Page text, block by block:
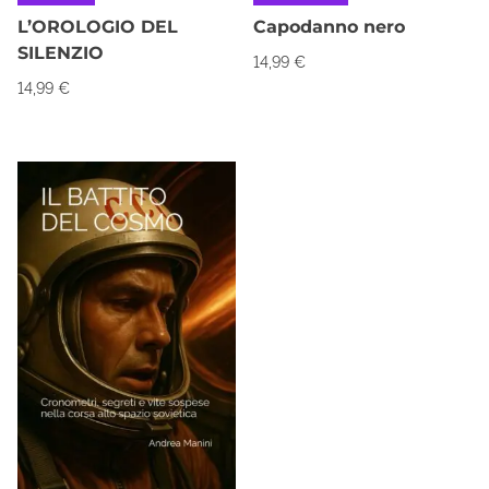
L’OROLOGIO DEL
SILENZIO
14,99 €
Capodanno nero
14,99€